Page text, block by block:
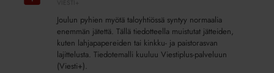
(lisäpalvelu)
Joulun pyhien myötä taloyhtiössä syntyy normaalia
enemmän jätettä. Tällä tiedotteella muistutat jätteiden,
kuten lahjapapereiden tai kinkku- ja paistorasvan
lajittelusta. Tiedotemalli kuuluu Viestiplus-palveluun
(Viesti+).